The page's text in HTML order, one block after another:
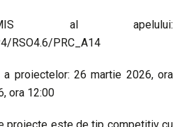
al apelului:
RSO4.6/PRC_A14
a proiectelor: 26 martie 2026, ora
ora 12:00